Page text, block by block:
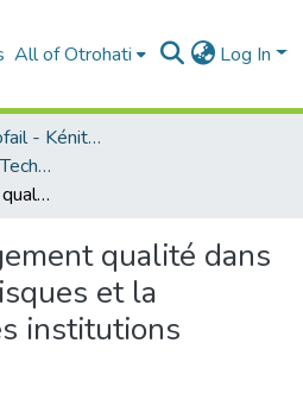
All of Otrohati Log In
Université Ibn Tofail - Kénitra
CEDoc en Sciences et Techniques et Sciences Médicales (CED - STSM)
Place du management qualité dans la gestion des risques et la performance des institutions hospitalières
qualité dans
et la
institutions